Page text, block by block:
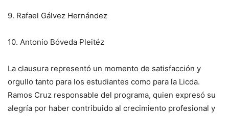
9. Rafael Gálvez Hernández
10. Antonio Bóveda Pleitéz
La clausura representó un momento de satisfacción y
orgullo tanto para los estudiantes como para la Licda.
Ramos Cruz responsable del programa, quien expresó su
alegría por haber contribuido al crecimiento profesional y